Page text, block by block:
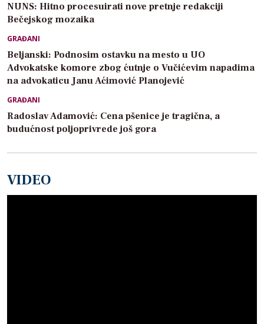
NUNS: Hitno procesuirati nove pretnje redakciji
Bečejskog mozaika
GRAĐANI
Beljanski: Podnosim ostavku na mesto u UO
Advokatske komore zbog ćutnje o Vučićevim napadima
na advokaticu Janu Aćimović Planojević
GRAĐANI
Radoslav Adamović: Cena pšenice je tragična, a
budućnost poljoprivrede još gora
VIDEO